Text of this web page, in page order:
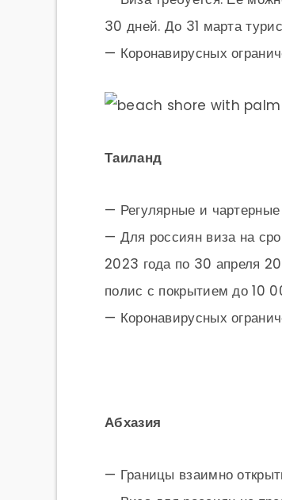
30 дней. До 31 марта
— Коронавирусных
Таиланд
— Регулярные и
— Для россиян виза на
2023 года по 30 апреля
полис с покрытием до 10
— Коронавирусных
Абхазия
— Границы взаимно